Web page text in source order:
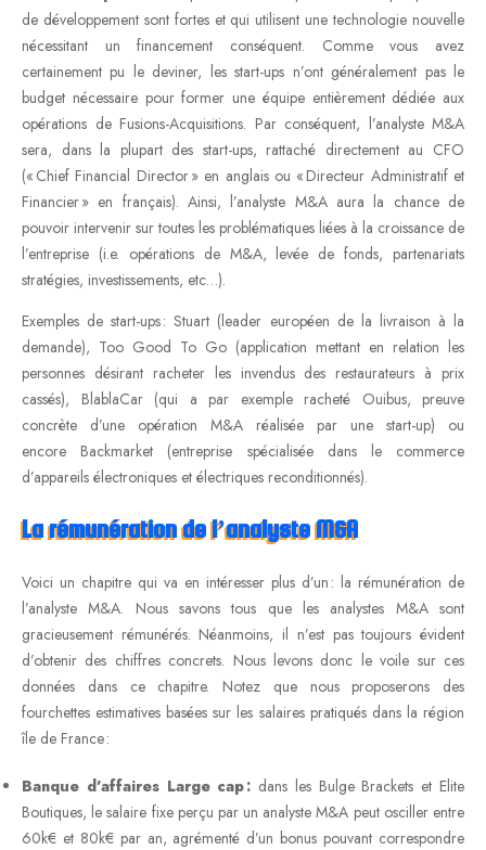
de développement sont fortes et qui utilisent une technologie nouvelle
nécessitant un financement conséquent. Comme vous avez
certainement pu le deviner, les start-ups n’ont généralement pas le
budget nécessaire pour former une équipe entièrement dédiée aux
opérations de Fusions-Acquisitions. Par conséquent, l’analyste M&A
sera, dans la plupart des start-ups, rattaché directement au CFO
(« Chief Financial Director » en anglais ou « Directeur Administratif et
Financier » en français). Ainsi, l’analyste M&A aura la chance de
pouvoir intervenir sur toutes les problématiques liées à la croissance de
l’entreprise (i.e. opérations de M&A, levée de fonds, partenariats
stratégies, investissements, etc…).
Exemples de start-ups : Stuart (leader européen de la livraison à la
demande), Too Good To Go (application mettant en relation les
personnes désirant racheter les invendus des restaurateurs à prix
cassés), BlablaCar (qui a par exemple racheté Ouibus, preuve
concrète d’une opération M&A réalisée par une start-up) ou
encore Backmarket (entreprise spécialisée dans le commerce
d’appareils électroniques et électriques reconditionnés).
La rémunération de l’analyste M&A
Voici un chapitre qui va en intéresser plus d’un : la rémunération de
l’analyste M&A. Nous savons tous que les analystes M&A sont
gracieusement rémunérés. Néanmoins, il n’est pas toujours évident
d’obtenir des chiffres concrets. Nous levons donc le voile sur ces
données dans ce chapitre. Notez que nous proposerons des
fourchettes estimatives basées sur les salaires pratiqués dans la région
île de France :
Banque d’affaires Large cap : dans les Bulge Brackets et Elite
Boutiques, le salaire fixe perçu par un analyste M&A peut osciller entre
60k€ et 80k€ par an, agrémenté d’un bonus pouvant correspondre